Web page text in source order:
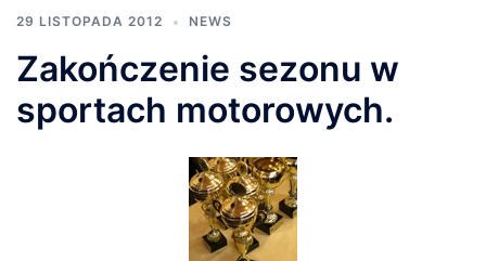
29 LISTOPADA 2012 NEWS
Zakończenie sezonu w
sportach motorowych.